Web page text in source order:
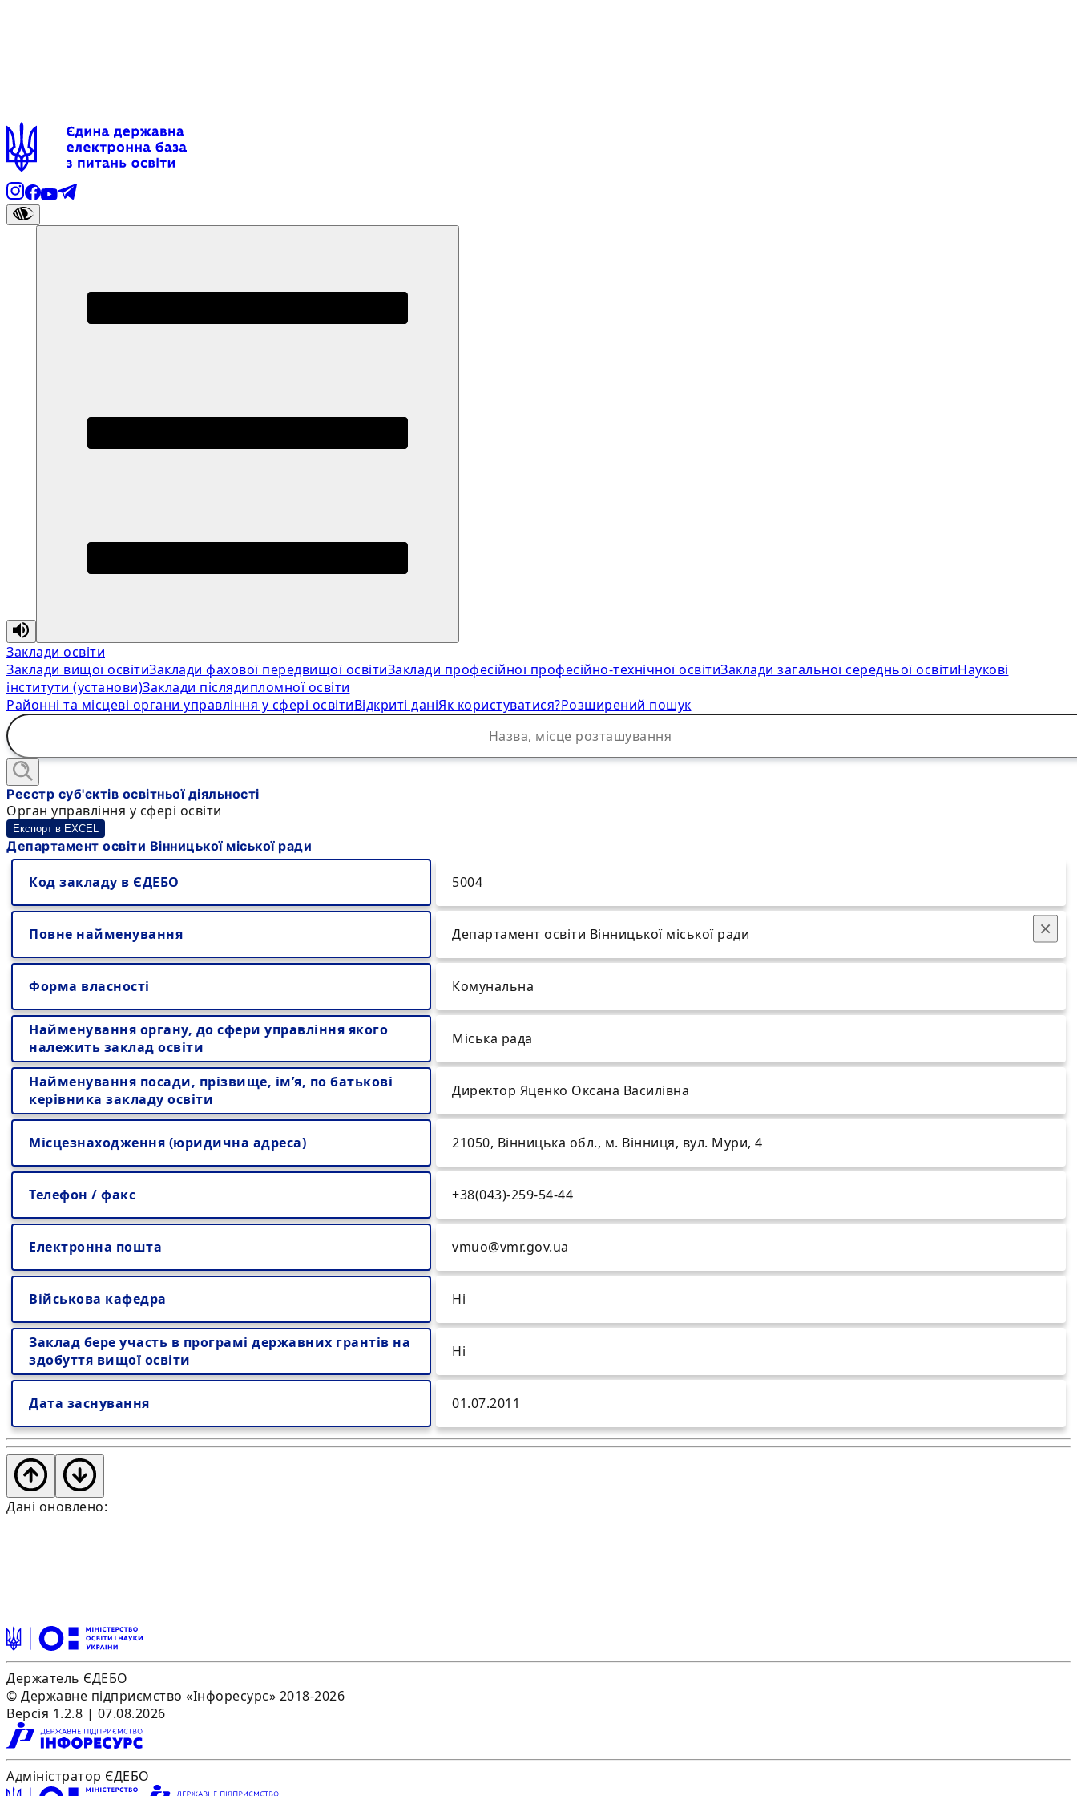
Заклади освіти
Заклади вищої освітиЗаклади фахової передвищої освітиЗаклади професійної професійно-технічної освітиЗаклади загальної середньої освітиНаукові
інститути (установи)Заклади післядипломної освіти
Районні та місцеві органи управління у сфері освітиВідкриті даніЯк користуватися?Розширений пошук
×
Реєстр суб'єктів освітньої діяльності
Орган управління у сфері освіти
Експорт в EXCEL
Департамент освіти Вінницької міської ради
Код закладу в ЄДЕБО 5004
Повне найменування Департамент освіти Вінницької міської ради
Форма власності Комунальна
Найменування органу, до сфери управління якого
належить заклад освіти
Міська рада
Найменування посади, прізвище, ім’я, по батькові
керівника закладу освіти
Директор Яценко Оксана Василівна
Місцезнаходження (юридична адреса) 21050, Вінницька обл., м. Вінниця, вул. Мури, 4
Телефон / факс +38(043)-259-54-44
Електронна пошта vmuo@vmr.gov.ua
Військова кафедра Ні
Заклад бере участь в програмі державних грантів на
здобуття вищої освіти
Ні
Дата заснування 01.07.2011
Дані оновлено:
Держатель ЄДЕБО
© Державне підприємство «Інфоресурс» 2018-2026
Версія 1.2.8 | 07.08.2026
Адміністратор ЄДЕБО